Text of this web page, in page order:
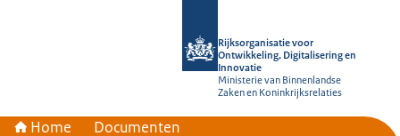
Rijksorganisatie voor
Ontwikkeling, Digitalisering en
Innovatie
Ministerie van Binnenlandse
Zaken en Koninkrijksrelaties
Home Documenten